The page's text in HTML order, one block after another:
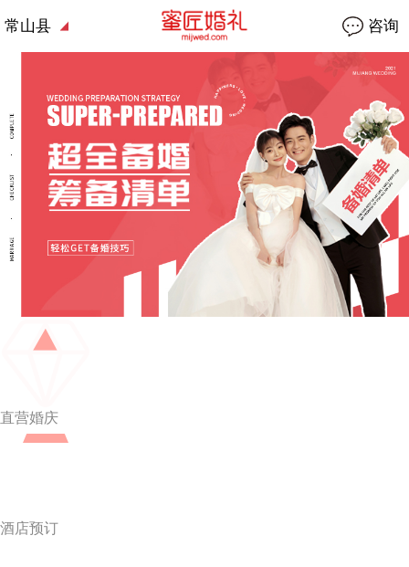
常山县 咨询
直营婚庆
酒店预订